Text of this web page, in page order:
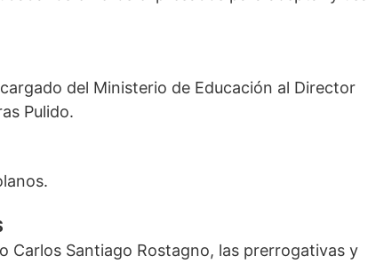
del Ministerio de Educación al Director
Pulido.
Carlos Santiago Rostagno, las prerrogativas y